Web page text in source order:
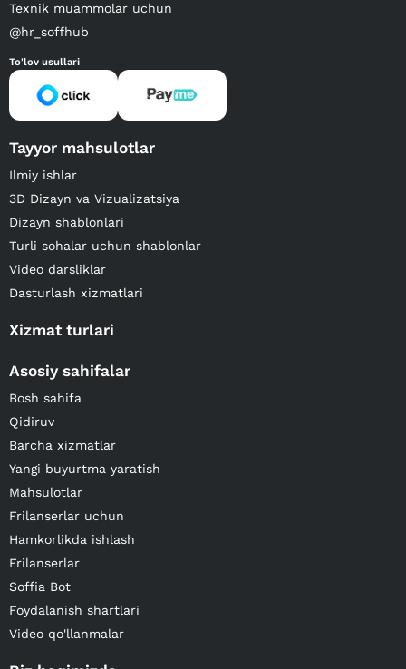
Texnik muammolar uchun
@hr_soffhub
To'lov usullari
Tayyor mahsulotlar
Ilmiy ishlar
3D Dizayn va Vizualizatsiya
Dizayn shablonlari
Turli sohalar uchun shablonlar
Video darsliklar
Dasturlash xizmatlari
Xizmat turlari
Asosiy sahifalar
Bosh sahifa
Qidiruv
Barcha xizmatlar
Yangi buyurtma yaratish
Mahsulotlar
Frilanserlar uchun
Hamkorlikda ishlash
Frilanserlar
Soffia Bot
Foydalanish shartlari
Video qo'llanmalar